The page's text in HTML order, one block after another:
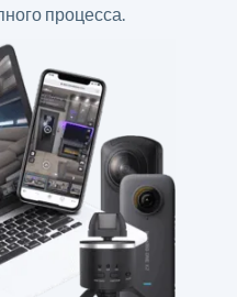
процесса.